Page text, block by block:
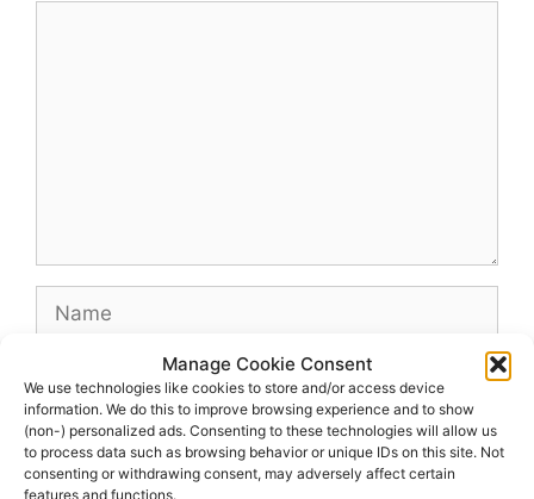
Manage Cookie Consent
We use technologies like cookies to store and/or access device
information. We do this to improve browsing experience and to show
(non-) personalized ads. Consenting to these technologies will allow us
to process data such as browsing behavior or unique IDs on this site. Not
consenting or withdrawing consent, may adversely affect certain
features and functions.
Name
Website